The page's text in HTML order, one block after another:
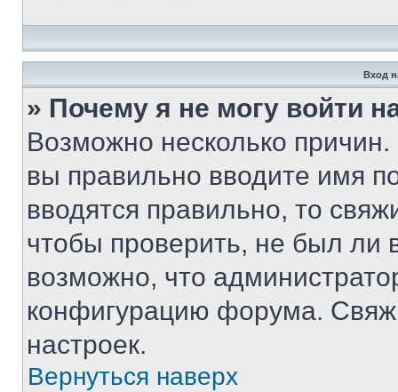
Вход
» Почему я не могу войти
Возможно несколько
вы правильно вводите имя
вводятся правильно, то
чтобы проверить, не был ли
возможно, что
конфигурацию форума.
настроек.
Вернуться наверх